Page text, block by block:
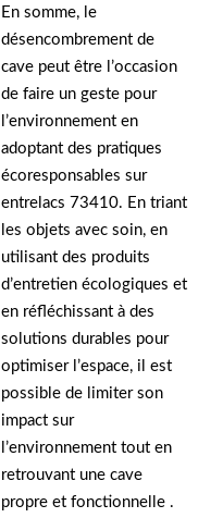
En somme, le
désencombrement de
cave peut être l’occasion
de faire un geste pour
l’environnement en
adoptant des pratiques
écoresponsables sur
entrelacs 73410. En triant
les objets avec soin, en
utilisant des produits
d’entretien écologiques et
en réfléchissant à des
solutions durables pour
optimiser l’espace, il est
possible de limiter son
impact sur
l’environnement tout en
retrouvant une cave
propre et fonctionnelle .